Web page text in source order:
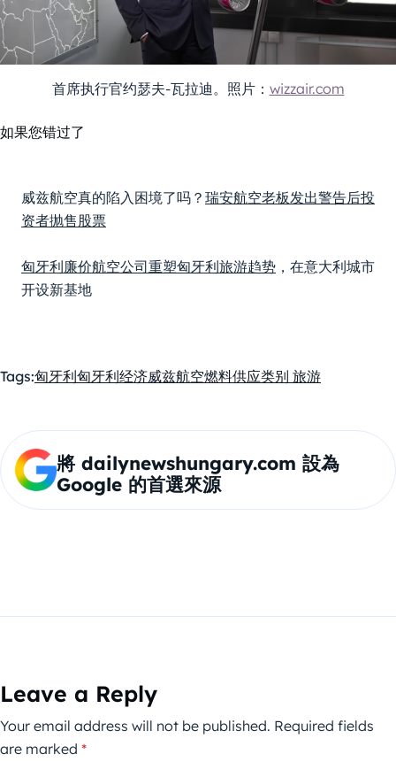
首席执行官约瑟夫-瓦拉迪。照片： wizzair.com
如果您错过了
威兹航空真的陷入困境了吗？ 瑞安航空老板发出警告后投
资者抛售股票
匈牙利廉价航空公司重塑匈牙利旅游趋势 ，在意大利城市
开设新基地
Tags:匈牙利匈牙利经济威兹航空燃料供应类别 旅游
將 dailynewshungary.com 設為
Google 的首選來源
Leave a Reply
Your email address will not be published. Required fields
are marked *